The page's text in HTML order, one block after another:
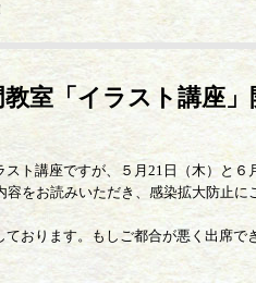
室「イラスト講座」
ト講座ですが、５月21日（木）と６
をお読みいただき、感染拡大防止に
おります。もしご都合が悪く出席で